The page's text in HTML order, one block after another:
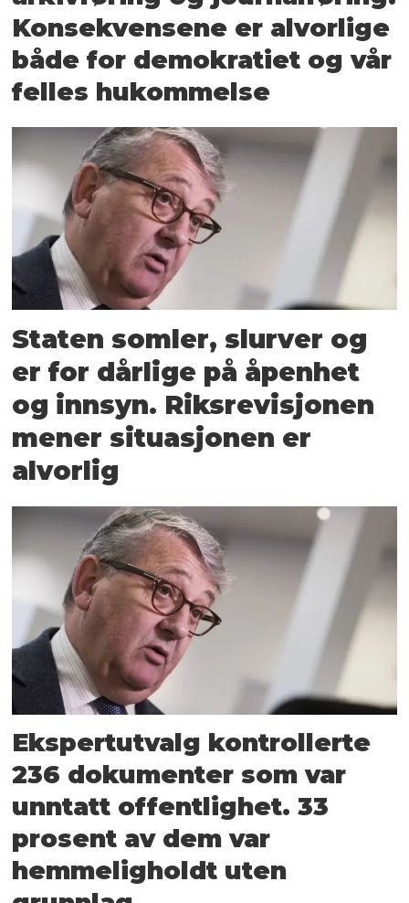
Konsekvensene er alvorlige
både for demokratiet og vår
felles hukommelse
Staten somler, slurver og
er for dårlige på åpenhet
og innsyn. Riksrevisjonen
mener situasjonen er
alvorlig
Ekspertutvalg kontrollerte
236 dokumenter som var
unntatt offentlighet. 33
prosent av dem var
hemmeligholdt uten